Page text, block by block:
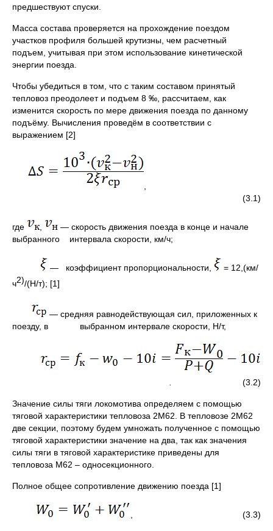
предшествуют спуски.
Масса состава проверяется на прохождение поездом
участков профиля большей крутизны, чем расчетный
подъем, учитывая при этом использование кинетической
энергии поезда.
Чтобы убедиться в том, что с таким составом принятый
тепловоз преодолеет и подъем 8 ‰, рассчитаем, как
изменится скорость по мере движения поезда по данному
подъёму. Вычисления проведём в соответствии с
выражением [2]
(3.1)
где
― скорость движения поезда в конце и начале
выбранного интервала скорости, км/ч;
― коэффициент пропорциональности,
= 12,(км/
ч2)/(Н/т); [1]
― средняя равнодействующая сил, приложенных к
поезду, в выбранном интервале скорости, Н/т,
(3.2)
Значение силы тяги локомотива определяем с помощью
тяговой характеристики тепловоза 2М62. В тепловозе 2М62
две секции, поэтому будем умножать полученное с помощью
тяговой характеристики значение на два, так как значения
силы тяги в тяговой характеристике приведены для
тепловоза М62 – односекционного.
Полное общее сопротивление движению поезда [1]
, (3.3)